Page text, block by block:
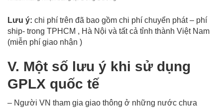
Lưu ý: chi phí trên đã bao gồm chi phí chuyển phát – phí
ship- trong TPHCM , Hà Nội và tất cả tỉnh thành Việt Nam
(miễn phí giao nhận )
V. Một số lưu ý khi sử dụng
GPLX quốc tế
– Người VN tham gia giao thông ở những nước chưa